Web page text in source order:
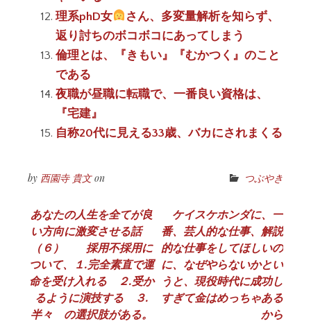
理系phD女
さん、多変量解析を知らず、
返り討ちのボコボコにあってしまう
倫理とは、『きもい』『むかつく』のこと
である
夜職が昼職に転職で、一番良い資格は、
『宅建』
自称20代に見える33歳、バカにされまくる
by 西園寺 貴文on つぶやき
投
稿
ナ
ビ
ゲ
あなたの人生を全てが良
い方向に激変させる話
（６） 採用不採用に
ついて、１.完全素直で運
命を受け入れる ２.受か
るように演技する ３.
半々 の選択肢がある。
ケイスケホンダに、一
番、芸人的な仕事、解説
的な仕事をしてほしいの
に、なぜやらないかとい
うと、現役時代に成功し
すぎて金はめっちゃある
から